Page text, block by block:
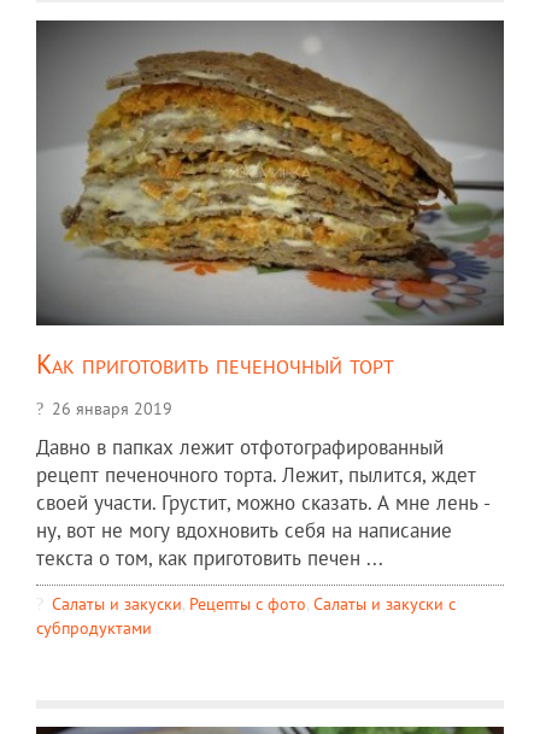
Как приготовить печеночный торт
26 января 2019
Давно в папках лежит отфотографированный
рецепт печеночного торта. Лежит, пылится, ждет
своей участи. Грустит, можно сказать. А мне лень -
ну, вот не могу вдохновить себя на написание
текста о том, как приготовить печен ...
Салаты и закуски, Рецепты c фото, Салаты и закуски с
субпродуктами